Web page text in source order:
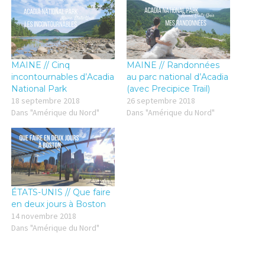
u
r
p
a
r
t
a
g
e
r
u
r
T
w
t
t
e
r
(
o
u
v
r
d
a
n
s
u
r
p
a
r
t
a
g
e
r
s
u
r
F
a
e
b
o
o
k
(
o
u
v
r
e
d
a
n
MAINE // Cinq
incontournables d’Acadia
National Park
18 septembre 2018
Dans "Amérique du Nord"
MAINE // Randonnées
au parc national d’Acadia
(avec Precipice Trail)
26 septembre 2018
Dans "Amérique du Nord"
ÉTATS-UNIS // Que faire
en deux jours à Boston
14 novembre 2018
Dans "Amérique du Nord"